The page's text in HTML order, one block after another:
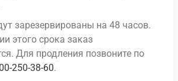
зарезервированы на 48 часов.
этого срока заказ
Для продления позвоните по
250-38-60.